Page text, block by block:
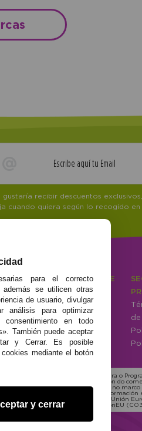
gustaría recibir descuentos
cuando quiera según lo recogido en
ATENCIÓN AL CLIENTE
Envíos y devoluciones
Formas de pago
Preguntas Frecuentes
Contacto
Subvencións para o
modernización do
Fondo Tecnolóxico, no marco
recuperación, transformación
finaciado pola Unión
NextGenerationEU
para el correcto
se utilicen otras
de usuario, divulgar
análisis para optimizar
en todo
También puede aceptar
y Cerrar. Es posible
mediante el botón
y cerrar